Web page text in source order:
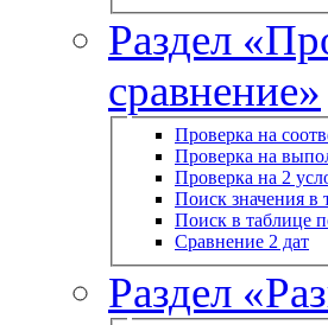
Раздел
сравнение»
Проверка на
Проверка на
Проверка на 2
Поиск значения
Поиск в таблице
Сравнение 2 дат
Раздел